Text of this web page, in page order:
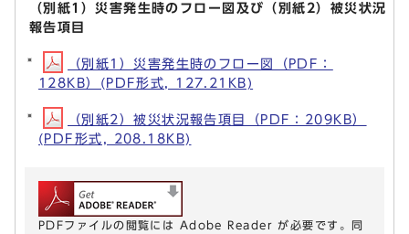
（別紙1）災害発生時のフロー図及び（別紙2）被災状況
報告項目
（別紙1）災害発生時のフロー図（PDF：
128KB）(PDF形式, 127.21KB)
（別紙2）被災状況報告項目（PDF：209KB）
(PDF形式, 208.18KB)
PDFファイルの閲覧には Adobe Reader が必要です。同